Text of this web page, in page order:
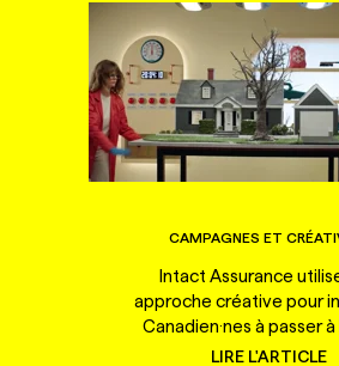
CAMPAGNES ET
Intact Assurance
approche créative pour
Canadien·nes à passer
LIRE L'ARTICLE